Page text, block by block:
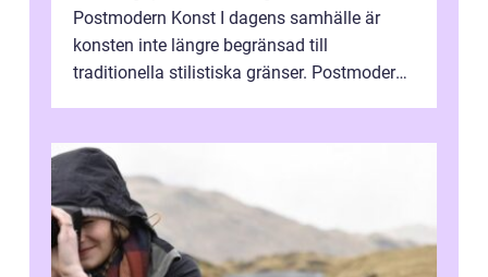
Postmodern Konst I dagens samhälle är
konsten inte längre begränsad till
traditionella stilistiska gränser. Postmodern